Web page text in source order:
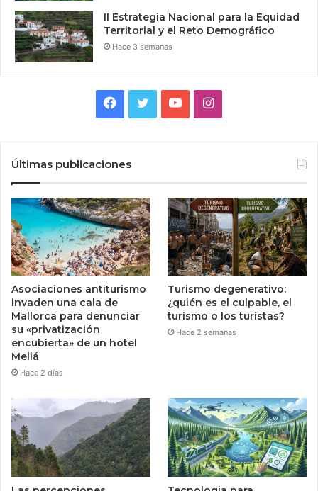
II Estrategia Nacional para la Equidad
Territorial y el Reto Demográfico
Hace 3 semanas
Facebook
TwitterYouTubeInstagram
Últimas publicaciones
Asociaciones antiturismo
invaden una cala de
Mallorca para denunciar
su «privatización
encubierta» de un hotel
Meliá
Hace 2 días
Turismo degenerativo:
¿quién es el culpable, el
turismo o los turistas?
Hace 2 semanas